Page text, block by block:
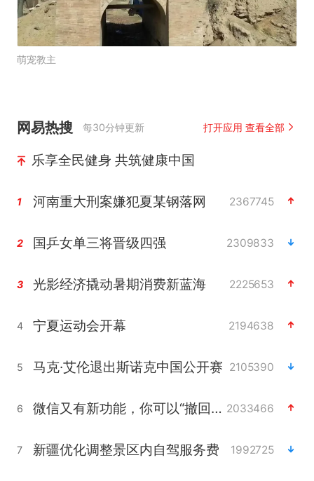
萌宠教主
网易热搜 每30分钟更新 打开应用 查看全部
乐享全民健身 共筑健康中国
1 河南重大刑案嫌犯夏某钢落网 2367745
2 国乒女单三将晋级四强 2309833
3 光影经济撬动暑期消费新蓝海 2225653
4 宁夏运动会开幕 2194638
5 马克·艾伦退出斯诺克中国公开赛 2105390
6 微信又有新功能，你可以“撤回”你的撤回了！ 2033466
7 新疆优化调整景区内自驾服务费 1992725